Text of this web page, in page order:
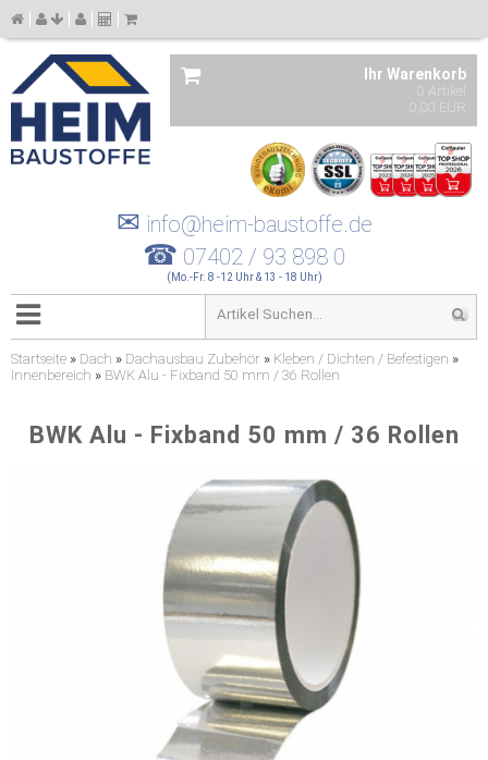
Ihr Warenkorb
0 Artikel
0,00 EUR
✉ info@heim-baustoffe.de
☎ 07402 / 93 898 0
(Mo.-Fr. 8 -12 Uhr & 13 - 18 Uhr)
Startseite » Dach » Dachausbau Zubehör » Kleben / Dichten / Befestigen »
Innenbereich » BWK Alu - Fixband 50 mm / 36 Rollen
BWK Alu - Fixband 50 mm / 36 Rollen